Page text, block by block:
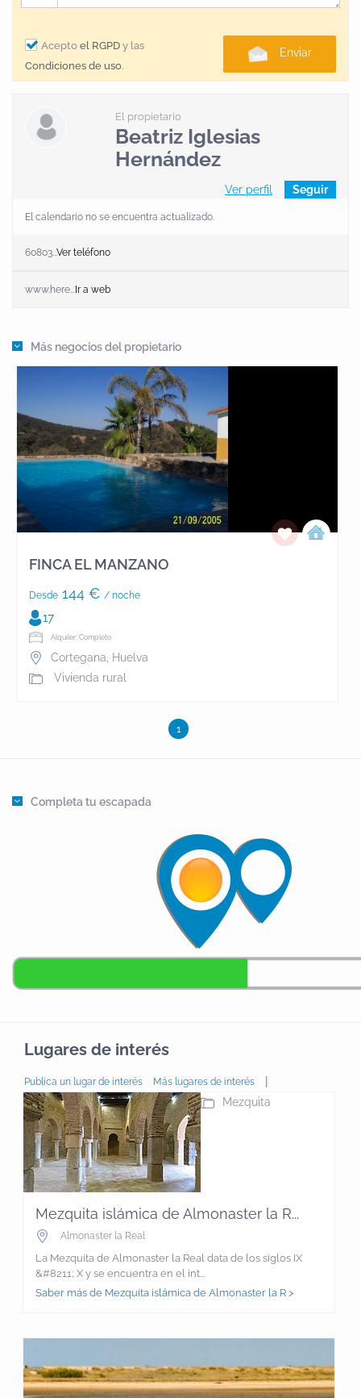
Acepto el RGPD y las
Condiciones de uso.
Enviar
El propietario
Beatriz Iglesias
Hernández
Ver perfil Seguir
El calendario no se encuentra actualizado.
60803...Ver teléfono
www.here... Ir a web
Más negocios del propietario
FINCA EL MANZANO
Desde144 € / noche
17
Alquiler: Completo
Cortegana
Huelva
Vivienda rural
1
Completa tu escapada
Lugares de interés
Publica un lugar de interés Más lugares de interés
Mezquita islámica de Almonaster la R...
Almonaster la Real
La Mezquita de Almonaster la Real data de los siglos IX
&#8211; X y se encuentra en el int...
Mezquita
Saber más de Mezquita islámica de Almonaster la R >